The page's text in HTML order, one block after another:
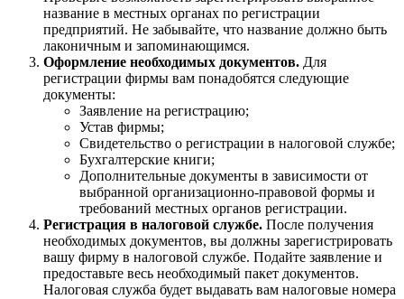
название в местных органах по регистрации
предприятий. Не забывайте, что название должно быть
лаконичным и запоминающимся.
Оформление необходимых документов. Для
регистрации фирмы вам понадобятся следующие
документы:
Заявление на регистрацию;
Устав фирмы;
Свидетельство о регистрации в налоговой службе;
Бухгалтерские книги;
Дополнительные документы в зависимости от
выбранной организационно-правовой формы и
требований местных органов регистрации.
Регистрация в налоговой службе. После получения
необходимых документов, вы должны зарегистрировать
вашу фирму в налоговой службе. Подайте заявление и
предоставьте весь необходимый пакет документов.
Налоговая служба будет выдавать вам налоговые номера